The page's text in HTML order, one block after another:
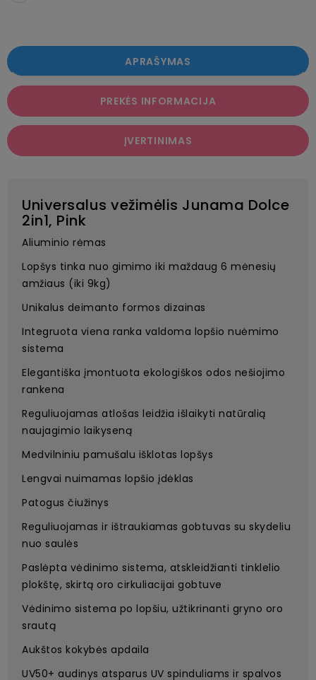
APRAŠYMAS
PREKĖS INFORMACIJA
ĮVERTINIMAS
Universalus vežimėlis Junama Dolce
2in1, Pink
Aliuminio rėmas
Lopšys tinka nuo gimimo iki maždaug 6 mėnesių
amžiaus (iki 9kg)
Unikalus deimanto formos dizainas
Integruota viena ranka valdoma lopšio nuėmimo
sistema
Elegantiška įmontuota ekologiškos odos nešiojimo
rankena
Reguliuojamas atlošas leidžia išlaikyti natūralią
naujagimio laikyseną
Medvilniniu pamušalu išklotas lopšys
Lengvai nuimamas lopšio įdėklas
Patogus čiužinys
Reguliuojamas ir ištraukiamas gobtuvas su skydeliu
nuo saulės
Paslėpta vėdinimo sistema, atskleidžianti tinklelio
plokštę, skirtą oro cirkuliacijai gobtuve
Vėdinimo sistema po lopšiu, užtikrinanti gryno oro
srautą
Aukštos kokybės apdaila
UV50+ audinys atsparus UV spinduliams ir spalvos